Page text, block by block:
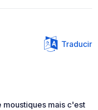
Traducir
moustiques mais c'est